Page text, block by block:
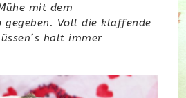
mit dem
gegeben. Voll die klaffende
halt immer